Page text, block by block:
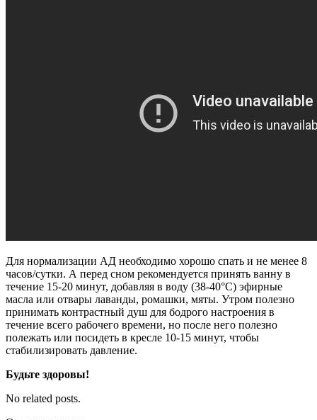
Для нормализации АД необходимо хорошо спать и не менее 8
часов/сутки. А перед сном рекомендуется принять ванну в
течение 15-20 минут, добавляя в воду (38-40°С) эфирные
масла или отвары лаванды, ромашки, мяты. Утром полезно
принимать контрастный душ для бодрого настроения в
течение всего рабочего времени, но после него полезно
полежать или посидеть в кресле 10-15 минут, чтобы
стабилизировать давление.
Будьте здоровы!
No related posts.